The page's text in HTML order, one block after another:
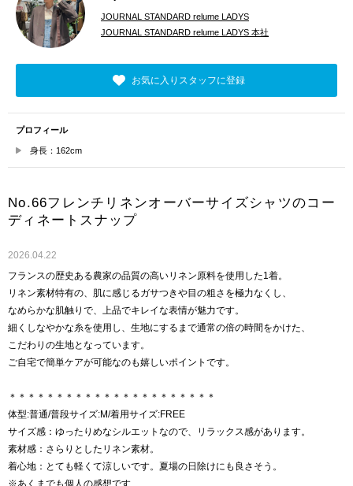
JOURNAL STANDARD relume LADYS
JOURNAL STANDARD relume LADYS 本社
お気に入りスタッフに登録
プロフィール
身長：162cm
No.66フレンチリネンオーバーサイズシャツのコー
ディネートスナップ
2026.04.22
フランスの歴史ある農家の品質の高いリネン原料を使用した1着。
リネン素材特有の、肌に感じるガサつきや目の粗さを極力なくし、
なめらかな肌触りで、上品でキレイな表情が魅力です。
細くしなやかな糸を使用し、生地にするまで通常の倍の時間をかけた、
こだわりの生地となっています。
ご自宅で簡単ケアが可能なのも嬉しいポイントです。
＊＊＊＊＊＊＊＊＊＊＊＊＊＊＊＊＊＊＊＊＊＊
体型:普通/普段サイズ:M/着用サイズ:FREE
サイズ感：ゆったりめなシルエットなので、リラックス感があります。
素材感：さらりとしたリネン素材。
着心地：とても軽くて涼しいです。夏場の日除けにも良さそう。
※あくまでも個人の感想です